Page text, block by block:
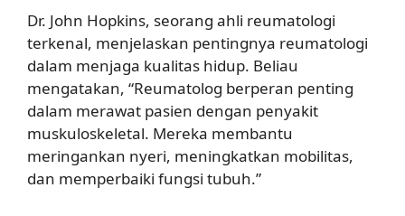
Dr. John Hopkins, seorang ahli reumatologi
terkenal, menjelaskan pentingnya reumatologi
dalam menjaga kualitas hidup. Beliau
mengatakan, “Reumatolog berperan penting
dalam merawat pasien dengan penyakit
muskuloskeletal. Mereka membantu
meringankan nyeri, meningkatkan mobilitas,
dan memperbaiki fungsi tubuh.”